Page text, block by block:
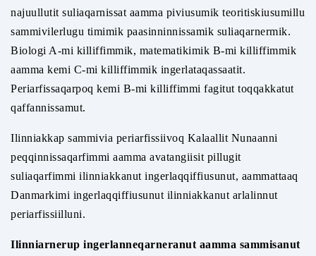
najuullutit suliaqarnissat aamma piviusumik teoritiskiusumillu
sammivilerlugu timimik paasinninnissamik suliaqarnermik.
Biologi A-mi killiffimmik, matematikimik B-mi killiffimmik
aamma kemi C-mi killiffimmik ingerlataqassaatit.
Periarfissaqarpoq kemi B-mi killiffimmi fagitut toqqakkatut
qaffannissamut.
Ilinniakkap sammivia periarfissiivoq Kalaallit Nunaanni
peqqinnissaqarfimmi aamma avatangiisit pillugit
suliaqarfimmi ilinniakkanut ingerlaqqiffiusunut, aammattaaq
Danmarkimi ingerlaqqiffiusunut ilinniakkanut arlalinnut
periarfissiilluni.
Ilinniarnerup ingerlanneqarneranut aamma sammisanut